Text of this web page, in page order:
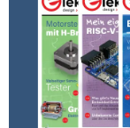
Alerte de tag
tagAudioet
mail dès
publié sur